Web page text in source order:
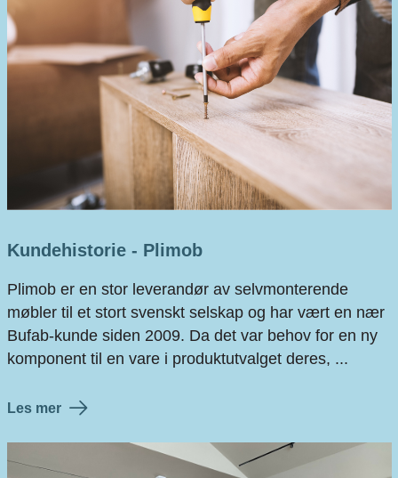
Kundehistorie - Plimob
Plimob er en stor leverandør av selvmonterende
møbler til et stort svenskt selskap og har vært en nær
Bufab-kunde siden 2009. Da det var behov for en ny
komponent til en vare i produktutvalget deres, ...
Les mer